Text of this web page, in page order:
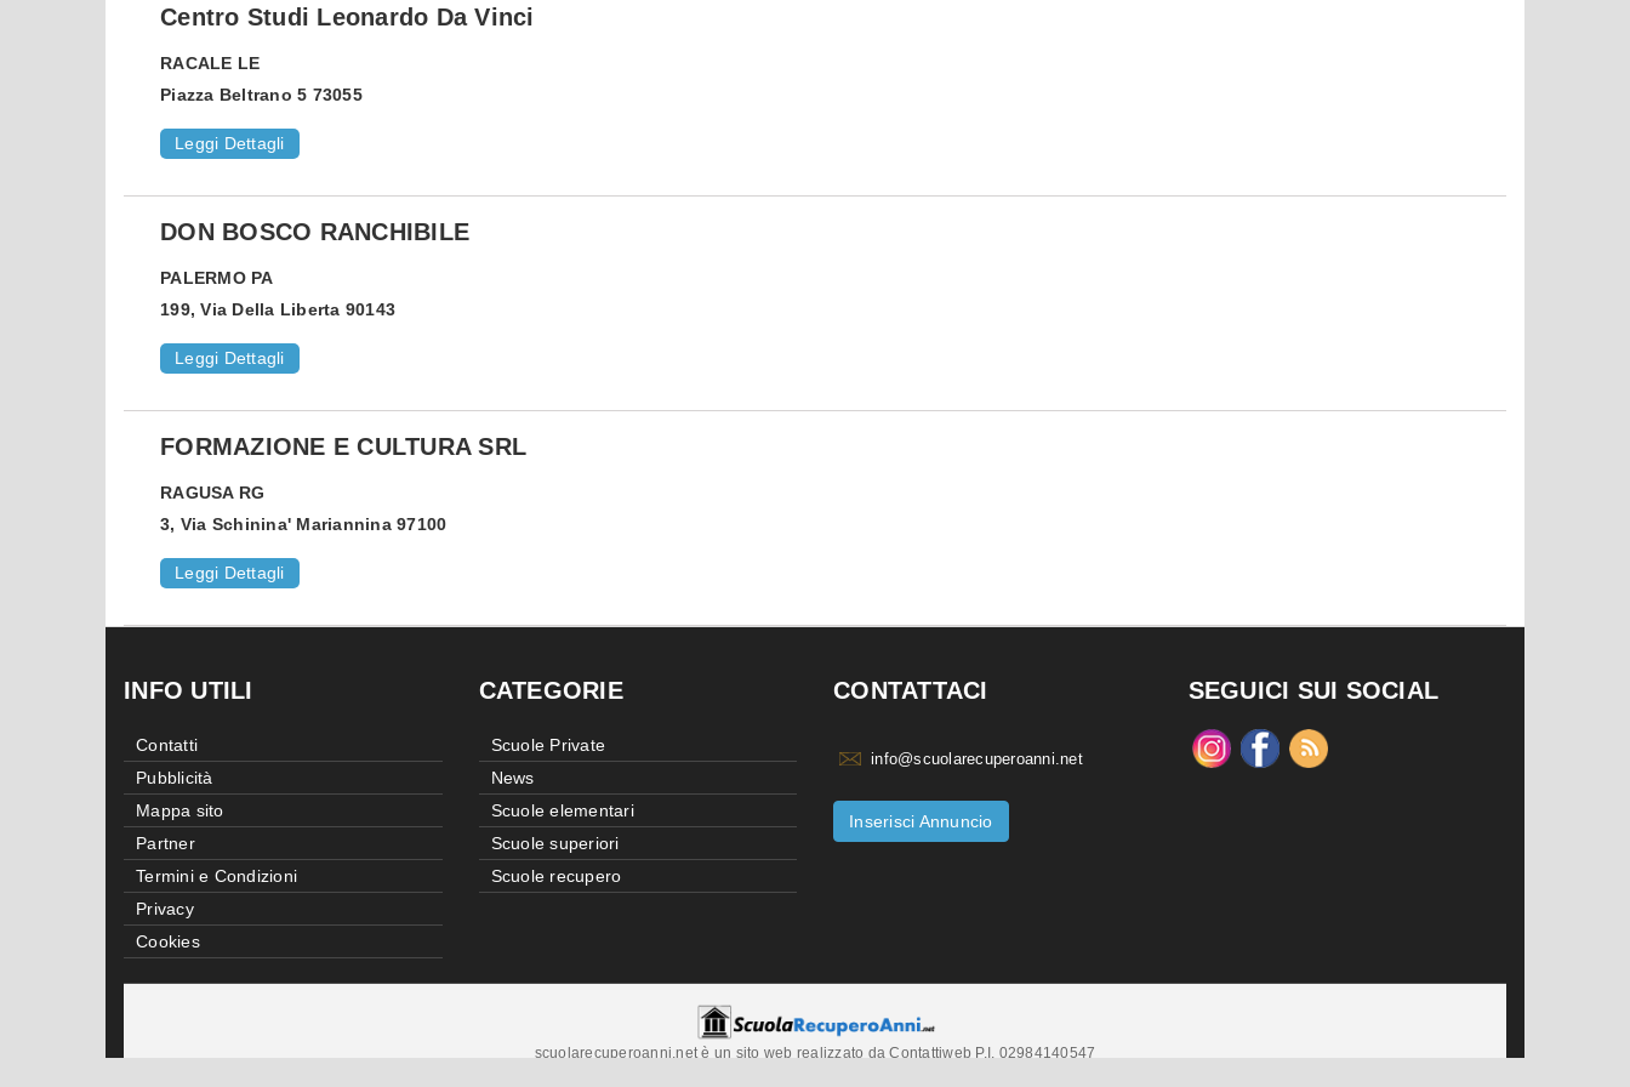
Centro Studi Leonardo Da Vinci
RACALE LE
Piazza Beltrano 5 73055
Leggi Dettagli
DON BOSCO RANCHIBILE
PALERMO PA
199, Via Della Liberta 90143
Leggi Dettagli
FORMAZIONE E CULTURA SRL
RAGUSA RG
3, Via Schinina' Mariannina 97100
Leggi Dettagli
INFO UTILI
Contatti
Pubblicità
Mappa sito
Partner
Termini e Condizioni
Privacy
Cookies
CATEGORIE
Scuole Private
News
Scuole elementari
Scuole superiori
Scuole recupero
CONTATTACI
info@scuolarecuperoanni.net
Inserisci Annuncio
SEGUICI SUI SOCIAL
scuolarecuperoanni.net è un sito web realizzato da Contattiweb P.I. 02984140547